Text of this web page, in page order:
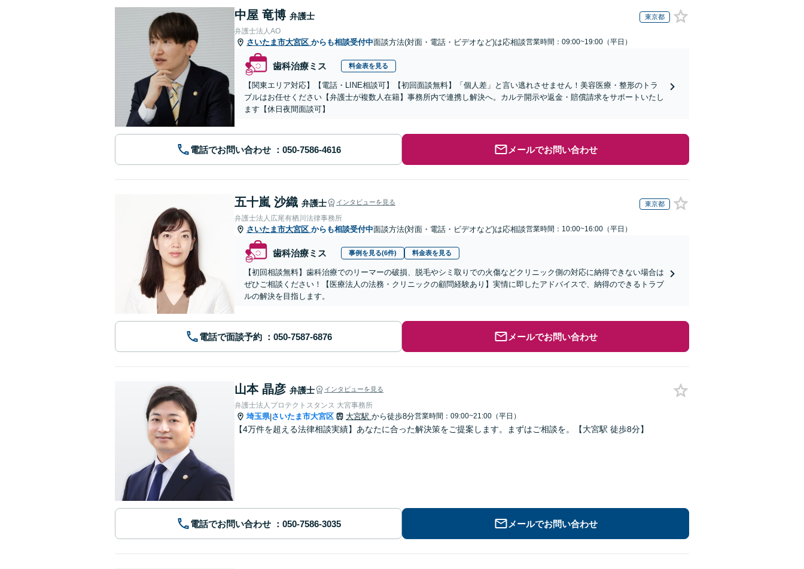
中屋 竜博 弁護士 東京都
弁護士法人AO
さいたま市大宮区 からも相談受付中面談方法(対面・電話・ビデオなど)は応相談営業時間：09:00~19:00（平日）
歯科治療ミス 料金表を見る
【関東エリア対応】【電話・LINE相談可】【初回面談無料】「個人差」と言い逃れさせません！美容医療・整形のトラ
ブルはお任せください【弁護士が複数人在籍】事務所内で連携し解決へ。カルテ開示や返金・賠償請求をサポートいたし
ます【休日夜間面談可】
電話でお問い合わせ メールでお問い合わせ
五十嵐 沙織 弁護士 インタビューを見る 東京都
弁護士法人広尾有栖川法律事務所
さいたま市大宮区 からも相談受付中面談方法(対面・電話・ビデオなど)は応相談営業時間：10:00~16:00（平日）
歯科治療ミス 事例を見る(6件) 料金表を見る
【初回相談無料】歯科治療でのリーマーの破損、脱毛やシミ取りでの火傷などクリニック側の対応に納得できない場合は
ぜひご相談ください！【医療法人の法務・クリニックの顧問経験あり】実情に即したアドバイスで、納得のできるトラブ
ルの解決を目指します。
電話で面談予約 メールでお問い合わせ
山本 晶彦 弁護士 インタビューを見る
弁護士法人プロテクトスタンス 大宮事務所
埼玉県|さいたま市大宮区 大宮駅 から徒歩8分営業時間：09:00~21:00（平日）
【4万件を超える法律相談実績】あなたに合った解決策をご提案します。まずはご相談を。【大宮駅 徒歩8分】
電話でお問い合わせ メールでお問い合わせ